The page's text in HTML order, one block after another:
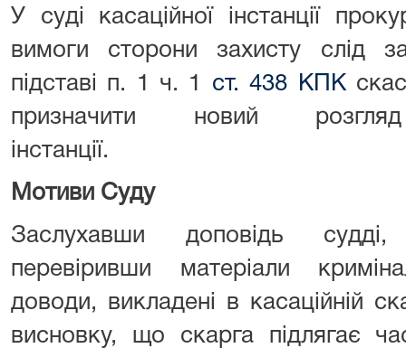
У суді касаційної інстанції
вимоги сторони захисту слід
підставі п. 1 ч. 1 ст. 438 КПК
призначити новий
Мотиви Суду
Заслухавши доповідь
перевіривши матеріали
доводи, викладені в касаційній
висновку, що скарга підлягає